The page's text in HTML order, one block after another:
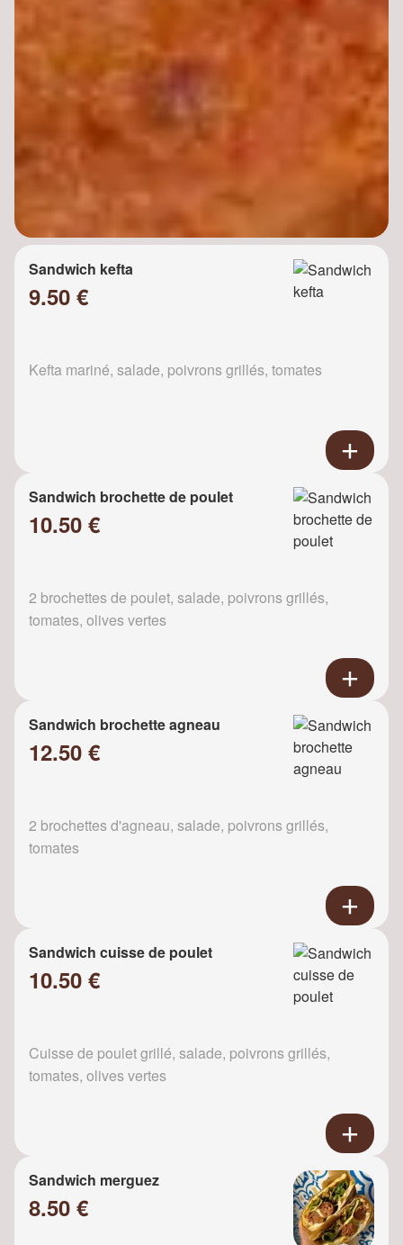
Sandwich kefta
9.50 €
Kefta mariné, salade, poivrons grillés, tomates
Sandwich brochette de poulet
10.50 €
2 brochettes de poulet, salade, poivrons grillés,
tomates, olives vertes
Sandwich brochette agneau
12.50 €
2 brochettes d'agneau, salade, poivrons grillés,
tomates
Sandwich cuisse de poulet
10.50 €
Cuisse de poulet grillé, salade, poivrons grillés,
tomates, olives vertes
Sandwich merguez
8.50 €